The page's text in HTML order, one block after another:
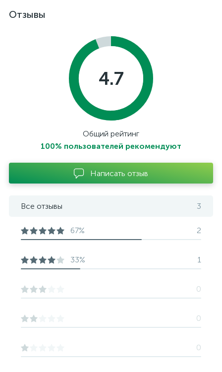
Отзывы
4.7
Общий рейтинг
100% пользователей рекомендуют
Написать отзыв
Все отзывы 3
67% 2
33% 1
0
0
0